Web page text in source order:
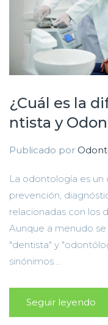
¿Cuál es la
ntista y
Publicado por
La odontología es
prevención,
relacionadas con los
Aunque a menudo
"dentista" y
sinónimos....
Seguir leyendo